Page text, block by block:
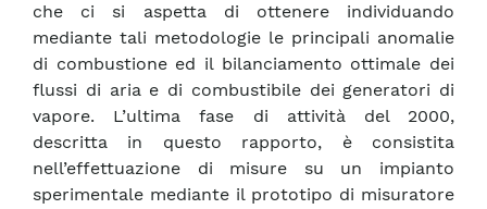
che ci si aspetta di ottenere individuando
mediante tali metodologie le principali anomalie
di combustione ed il bilanciamento ottimale dei
flussi di aria e di combustibile dei generatori di
vapore. L’ultima fase di attività del 2000,
descritta in questo rapporto, è consistita
nell’effettuazione di misure su un impianto
sperimentale mediante il prototipo di misuratore